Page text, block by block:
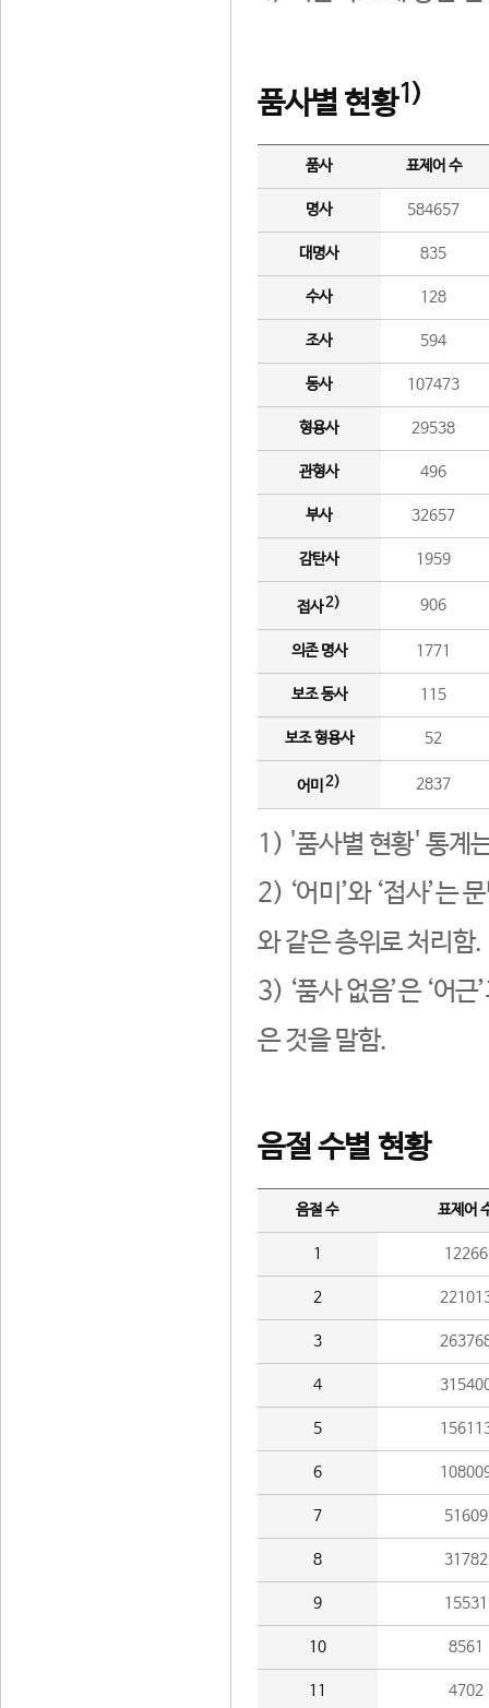
품사별 현황1)
품사 표제어 수
명사 584657
대명사 835
수사 128
조사 594
동사 107473
형용사 29538
관형사 496
부사 32657
감탄사 1959
접사2) 906
의존 명사 1771
보조 동사 115
보조 형용사 52
어미 2) 2837
1) '품사별 현황' 통계
2) ‘어미’와 ‘접사’는
와 같은 층위로 처리함.
3) ‘품사 없음’은 ‘어
은 것을 말함.
음절 수별 현황
음절 수 표제어
1 12266
2
3
4
5
6
7 51609
8 31782
9 15531
10 8561
11 4702